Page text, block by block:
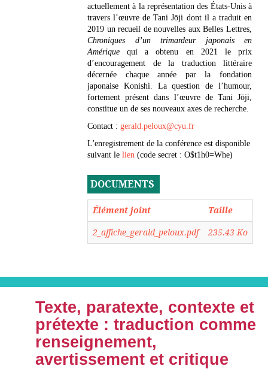
actuellement à la représentation des États-Unis à
travers l’œuvre de Tani Jōji dont il a traduit en
2019 un recueil de nouvelles aux Belles Lettres,
Chroniques d’un trimardeur japonais en
Amérique qui a obtenu en 2021 le prix
d’encouragement de la traduction littéraire
décernée chaque année par la fondation
japonaise Konishi. La question de l’humour,
fortement présent dans l’œuvre de Tani Jōji,
constitue un de ses nouveaux axes de recherche.
Contact : gerald.peloux@cyu.fr
L'enregistrement de la conférence est disponible
suivant le lien (code secret : O$t1h0=Whe)
DOCUMENTS
Élément joint Taille
2_affiche_gerald_peloux.pdf 235.43 Ko
Texte, paratexte, contexte et
prétexte : traduction comme
renseignement,
avertissement et critique